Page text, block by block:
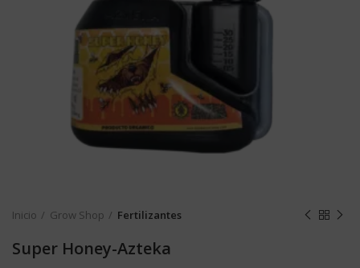
Inicio Grow Shop Fertilizantes
Super Honey-Azteka